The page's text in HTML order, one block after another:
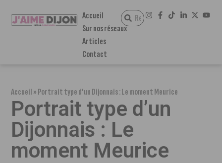
Accueil
Sur nos réseaux
Articles
Contact
Accueil»Portrait type d’un Dijonnais : Le moment Meurice
Portrait type d’un
Dijonnais : Le
moment Meurice